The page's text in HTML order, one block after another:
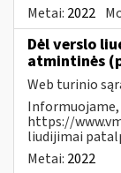
Metai: 2022
Dėl verslo
atmintinės
Web turinio
https://
liudijimai
Metai: 2022